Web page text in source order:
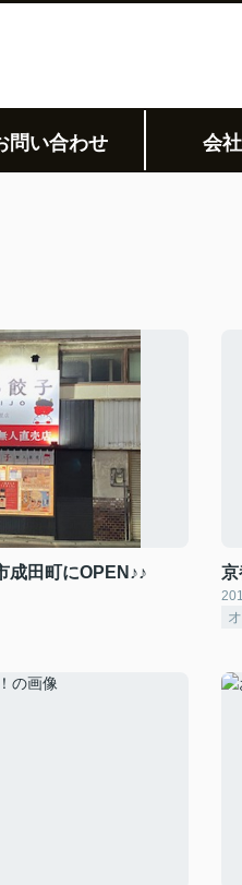
問い合わせ 会
田町にOPEN♪♪